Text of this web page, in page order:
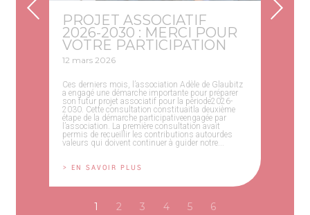
PROJET ASSOCIATIF
2026-2030 : MERCI POUR
VOTRE PARTICIPATION
12 mars 2026
Ces derniers mois, l’association Adèle de Glaubitz
a engagé une démarche importante pour préparer
son futur projet associatif pour la période2026-
2030. Cette consultation constituaitla deuxième
étape de la démarche participativeengagée par
l’association. La première consultation avait
permis de recueillir les contributions autourdes
valeurs qui doivent continuer à guider notre...
> EN SAVOIR PLUS
1 2 3 4 5 6